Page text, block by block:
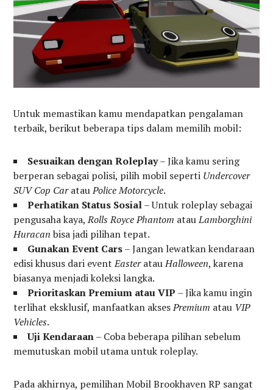
Untuk memastikan kamu mendapatkan pengalaman
terbaik, berikut beberapa tips dalam memilih mobil:
Sesuaikan dengan Roleplay– Jika kamu sering
berperan sebagai polisi, pilih mobil seperti Undercover
SUV Cop CaratauPolice Motorcycle.
Perhatikan Status Sosial– Untuk roleplay sebagai
pengusaha kaya,Rolls Royce Phantom atauLamborghini
Huracan bisa jadi pilihan tepat.
Gunakan Event Cars– Jangan lewatkan kendaraan
edisi khusus dari eventEasteratauHalloween, karena
biasanya menjadi koleksi langka.
Prioritaskan Premium atau VIP – Jika kamu ingin
terlihat eksklusif, manfaatkan aksesPremium atau VIP
Vehicles.
Uji Kendaraan– Coba beberapa pilihan sebelum
memutuskan mobil utama untuk roleplay.
Pada akhirnya, pemilihan Mobil Brookhaven RP sangat